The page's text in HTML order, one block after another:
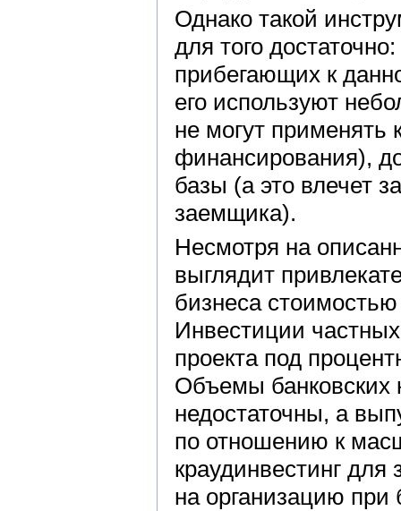
Однако такой
для того
прибегающих к
его используют
не могут применять
финансирования),
базы (а это влечет
заемщика).
Несмотря на
выглядит
бизнеса
Инвестиции
проекта под
Объемы банковских
недостаточны, а
по отношению к
краудинвестинг
на организацию при